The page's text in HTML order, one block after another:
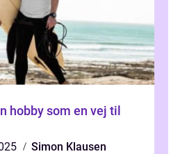
hobby som en vej til
Simon Klausen